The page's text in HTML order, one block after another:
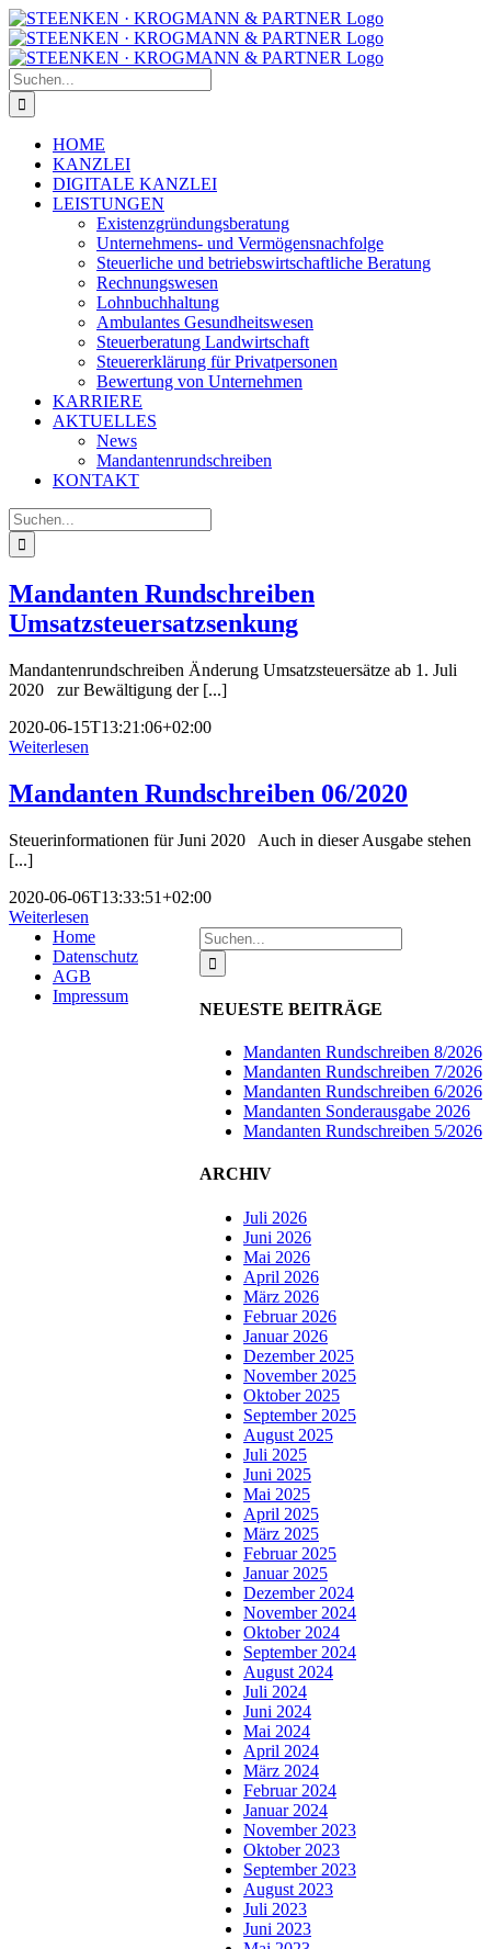
Zum
Inhalt
springen
Facebook
Instagram
Suche
nach:
HOME
KANZLEI
DIGITALE KANZLEI
LEISTUNGEN
Existenzgründungsberatung
Unternehmens- und Vermögensnachfolge
Steuerliche und betriebswirtschaftliche Beratung
Rechnungswesen
Lohnbuchhaltung
Ambulantes Gesundheitswesen
Steuerberatung Landwirtschaft
Steuererklärung für Privatpersonen
Bewertung von Unternehmen
KARRIERE
AKTUELLES
News
Mandantenrundschreiben
KONTAKT
Suche
nach:
Mandanten Rundschreiben
Umsatzsteuersatzsenkung
Mandantenrundschreiben Änderung Umsatzsteuersätze ab 1. Juli
2020 zur Bewältigung der [...]
2020-06-15T13:21:06+02:00
Weiterlesen
Mandanten Rundschreiben 06/2020
Steuerinformationen für Juni 2020 Auch in dieser Ausgabe stehen
[...]
2020-06-06T13:33:51+02:00
Weiterlesen
Suche
nach:
NEUESTE BEITRÄGE
Mandanten Rundschreiben 8/2026
Mandanten Rundschreiben 7/2026
Mandanten Rundschreiben 6/2026
Mandanten Sonderausgabe 2026
Mandanten Rundschreiben 5/2026
ARCHIV
Juli 2026
Juni 2026
Mai 2026
April 2026
März 2026
Februar 2026
Januar 2026
Dezember 2025
November 2025
Oktober 2025
September 2025
August 2025
Juli 2025
Juni 2025
Mai 2025
April 2025
März 2025
Februar 2025
Januar 2025
Dezember 2024
November 2024
Oktober 2024
September 2024
August 2024
Juli 2024
Juni 2024
Mai 2024
April 2024
März 2024
Februar 2024
Januar 2024
November 2023
Oktober 2023
September 2023
August 2023
Juli 2023
Juni 2023
Home
Datenschutz
AGB
Impressum